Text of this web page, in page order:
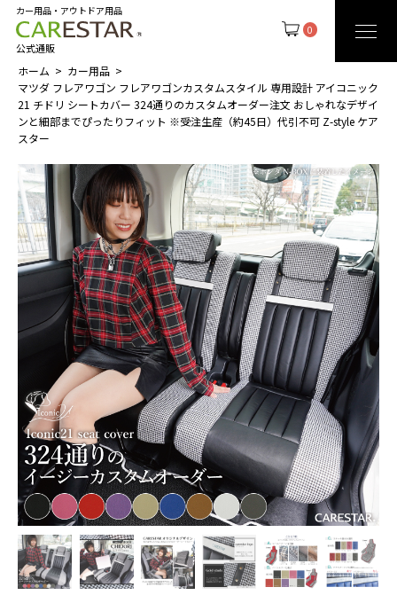
0
カー用品・アウトドア用品
公式通販
ホーム
カー用品
マツダ フレアワゴン フレアワゴンカスタムスタイル 専用設計 アイコニック
21 チドリ シートカバー 324通りのカスタムオーダー注文 おしゃれなデザイ
ンと細部までぴったりフィット ※受注生産（約45日）代引不可 Z-style ケア
スター